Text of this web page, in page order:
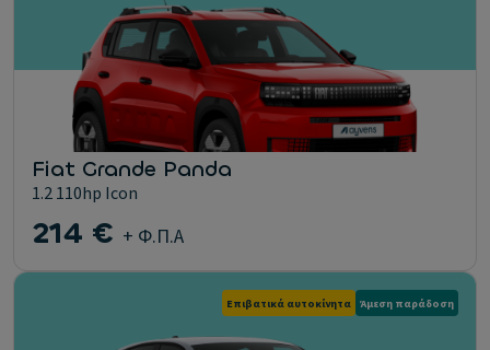
Fiat Grande Panda
1.2 110hp Icon
214 € + Φ.Π.Α
Επιβατικά αυτοκίνητα Άμεση παράδοση